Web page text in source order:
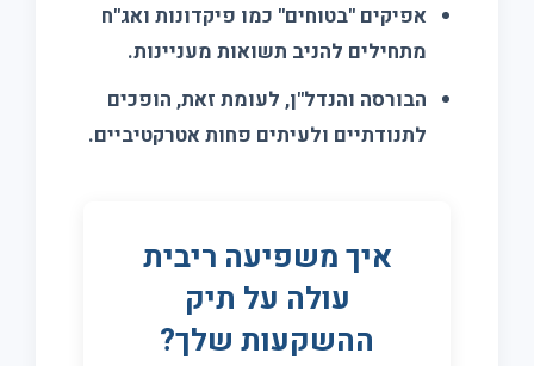
אפיקים "בטוחים" כמו פיקדונות ואג"ח
מתחילים להניב תשואות מעניינות.
הבורסה והנדל"ן, לעומת זאת, הופכים
לתנודתיים ולעיתים פחות אטרקטיביים.
איך משפיעה ריבית
עולה על תיק
ההשקעות שלך?